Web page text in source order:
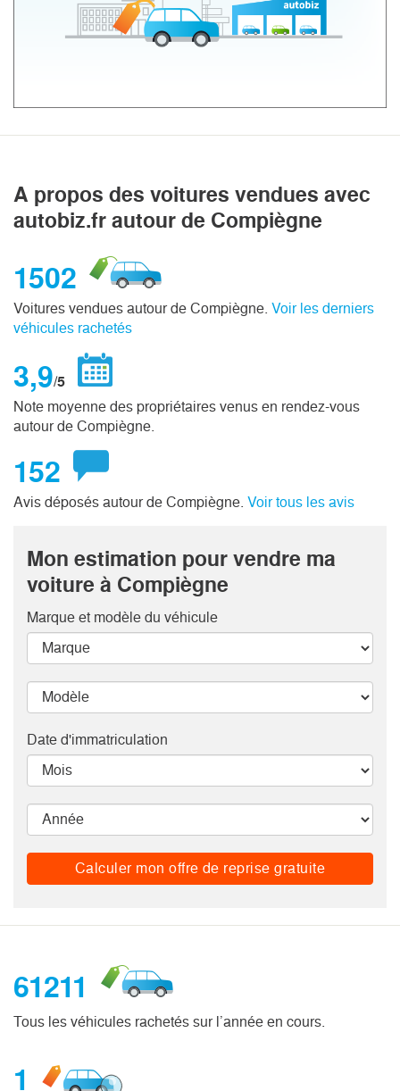
A propos des voitures vendues avec
autobiz.fr autour de Compiègne
1502
Voitures vendues autour de Compiègne. Voir les derniers
véhicules rachetés
3,9/5
Note moyenne des propriétaires venus en rendez-vous
autour de Compiègne.
152
Avis déposés autour de Compiègne. Voir tous les avis
Mon estimation pour vendre ma
voiture à Compiègne
Marque et modèle du véhicule
Date d'immatriculation
Calculer mon offre de reprise gratuite
61211
Tous les véhicules rachetés sur l’année en cours.
1